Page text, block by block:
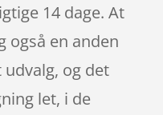
14 dage. At
også en anden
og det
let, i de